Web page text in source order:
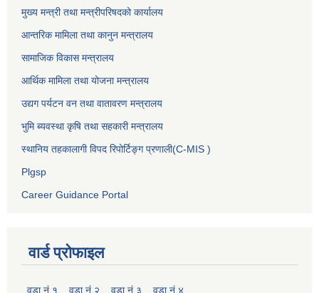
मुख्य मन्त्री तथा मन्त्रीपरिषदको कार्यालय
आन्तरिक मामिला तथा कानुन मन्त्रालय
सामाजिक विकास मन्त्रालय
आर्थिक मामिला तथा योजना मन्त्रालय
उद्यग पर्यटन वन तथा वातावरण मन्त्रालय
भुमि ब्यवस्था कृषि तथा सहकारी मन्त्रालय
स्थानिय तहकालागी विपद रिपोर्टिङ्ग प्रणाली(C-MIS )
Plgsp
Career Guidance Portal
वार्ड प्रोफाइल
वडा नं.१ वडा नं.२ वडा नं.३ वडा नं ४